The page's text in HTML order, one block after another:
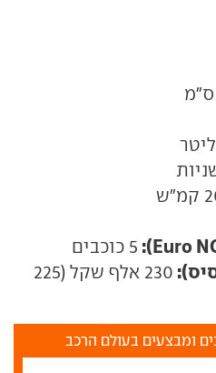
5 כוכבים
230 אלף שקל (225
ומבצעים בעולם הרכב